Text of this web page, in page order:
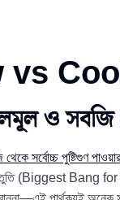
vs
ফলমূল ও
(Biggest Bang